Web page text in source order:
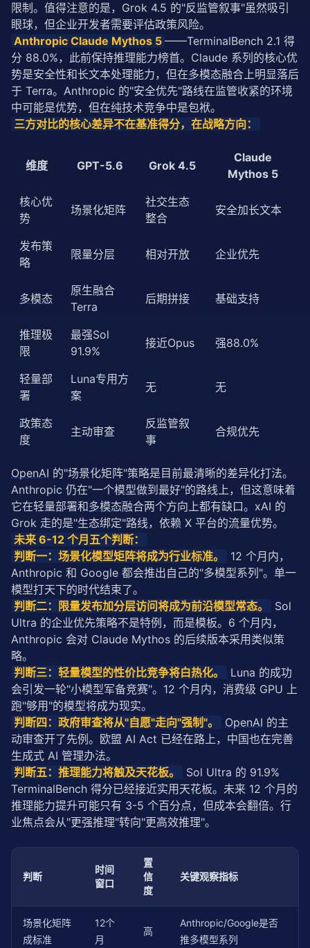
限制。值得注意的是，Grok 4.5 的"反监管叙事"虽然吸引
眼球，但企业开发者需要评估政策风险。
Anthropic Claude Mythos 5 ——TerminalBench 2.1 得
分 88.0%，此前保持推理能力榜首。Claude 系列的核心优
势是安全性和长文本处理能力，但在多模态融合上明显落后
于 Terra。Anthropic 的"安全优先"路线在监管收紧的环境
中可能是优势，但在纯技术竞争中是包袱。
三方对比的核心差异不在基准得分，在战略方向：
维度 GPT-5.6 Grok 4.5
Claude
Mythos 5
核心优
势
场景化矩阵
社交生态
整合
安全加长文本
发布策
略
限量分层 相对开放 企业优先
多模态
原生融合
Terra
后期拼接 基础支持
推理极
限
最强Sol
91.9%
接近Opus 强88.0%
轻量部
署
Luna专用方
案
无 无
政策态
度
主动审查
反监管叙
事
合规优先
OpenAI 的"场景化矩阵"策略是目前最清晰的差异化打法。
Anthropic 仍在"一个模型做到最好"的路线上，但这意味着
它在轻量部署和多模态融合两个方向上都有缺口。xAI 的
Grok 走的是"生态绑定"路线，依赖 X 平台的流量优势。
未来 6-12 个月五个判断：
判断一：场景化模型矩阵将成为行业标准。
12 个月内，
Anthropic 和 Google 都会推出自己的"多模型系列"。单一
模型打天下的时代结束了。
判断二：限量发布加分层访问将成为前沿模型常态。
Sol
Ultra 的企业优先策略不是特例，而是模板。6 个月内，
Anthropic 会对 Claude Mythos 的后续版本采用类似策
略。
判断三：轻量模型的性价比竞争将白热化。
Luna 的成功
会引发一轮"小模型军备竞赛"。12 个月内，消费级 GPU 上
跑"够用"的模型将成为现实。
判断四：政府审查将从"自愿"走向"强制"。
OpenAI 的主
动审查开了先例。欧盟 AI Act 已经在路上，中国也在完善
生成式 AI 管理办法。
判断五：推理能力将触及天花板。
Sol Ultra 的 91.9%
TerminalBench 得分已经接近实用天花板。未来 12 个月的
推理能力提升可能只有 3-5 个百分点，但成本会翻倍。行
业焦点会从"更强推理"转向"更高效推理"。
判断
时间
窗口
置
信
度
关键观察指标
场景化矩阵
成标准
12个
月
高
Anthropic/Google是否
推多模型系列